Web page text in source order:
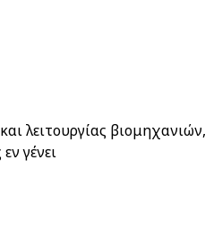
λειτουργίας
γένει